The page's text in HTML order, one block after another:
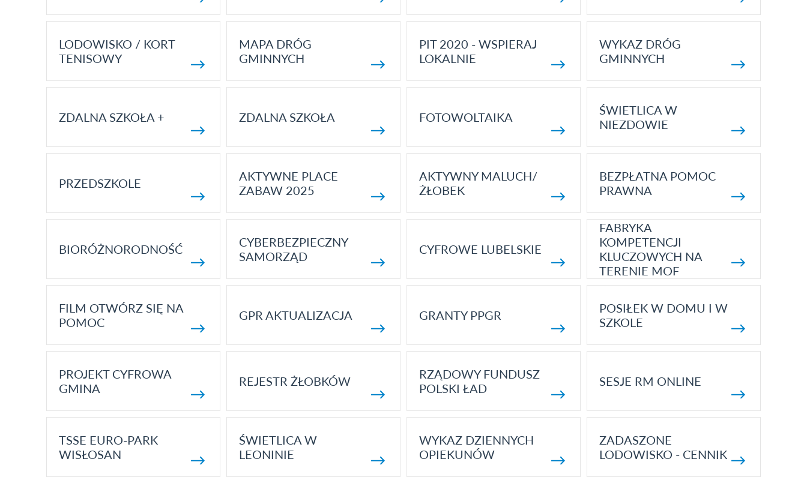
LODOWISKO / KORT
TENISOWY
MAPA DRÓG
GMINNYCH
PIT 2020 - WSPIERAJ
LOKALNIE
WYKAZ DRÓG
GMINNYCH
ZDALNA SZKOŁA + ZDALNA SZKOŁA FOTOWOLTAIKA
ŚWIETLICA W
NIEZDOWIE
PRZEDSZKOLE
AKTYWNE PLACE
ZABAW 2025
AKTYWNY MALUCH/
ŻŁOBEK
BEZPŁATNA POMOC
PRAWNA
BIORÓŻNORODNOŚĆ
CYBERBEZPIECZNY
SAMORZĄD
CYFROWE LUBELSKIE
FABRYKA
KOMPETENCJI
KLUCZOWYCH NA
TERENIE MOF
FILM OTWÓRZ SIĘ NA
POMOC
GPR AKTUALIZACJA GRANTY PPGR
POSIŁEK W DOMU I W
SZKOLE
PROJEKT CYFROWA
GMINA
REJESTR ŻŁOBKÓW
RZĄDOWY FUNDUSZ
POLSKI ŁAD
SESJE RM ONLINE
TSSE EURO-PARK
WISŁOSAN
ŚWIETLICA W
LEONINIE
WYKAZ DZIENNYCH
OPIEKUNÓW
ZADASZONE
LODOWISKO - CENNIK